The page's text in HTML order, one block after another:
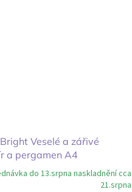
Veselé a zářivé
a pergamen A4
do 13.srpna naskladnění cca
21.srpna